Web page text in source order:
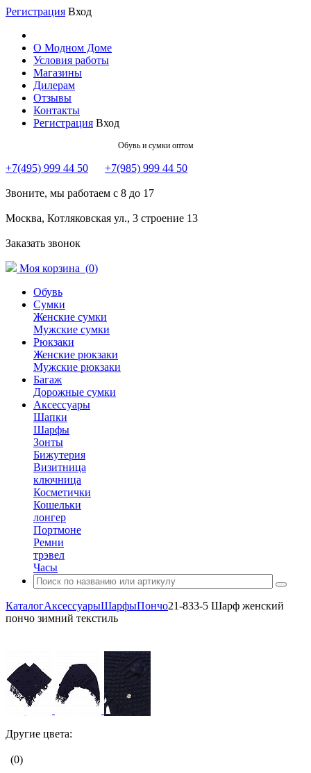
Регистрация Вход
О Модном Доме
Условия работы
Магазины
Дилерам
Отзывы
Контакты
Регистрация Вход
Обувь и сумки оптом
+7(495) 999 44 50 +7(985) 999 44 50
Звоните, мы работаем с 8 до 17
Москва, Котляковская ул., 3 строение 13
Заказать звонок
Моя корзина (0)
Обувь
Сумки
Женские сумки
Мужские сумки
Рюкзаки
Женские рюкзаки
Мужские рюкзаки
Багаж
Дорожные сумки
Аксессуары
Шапки
Шарфы
Зонты
Бижутерия
Визитница
ключница
Косметички
Кошельки
лонгер
Портмоне
Ремни
трэвел
Часы
КаталогАксессуарыШарфыПончо21-833-5 Шарф женский
пончо зимний текстиль
Другие цвета:
(0)